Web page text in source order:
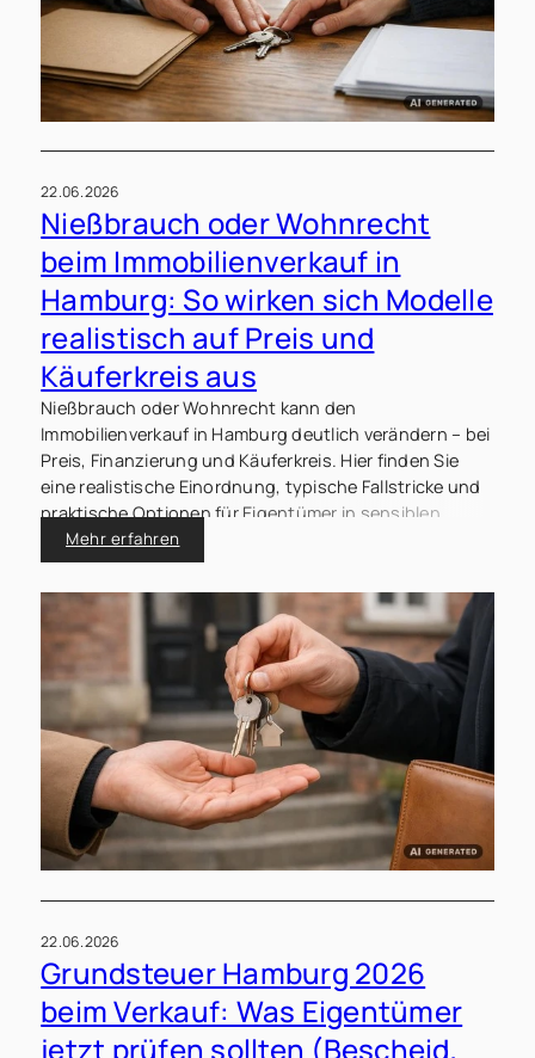
22.06.2026
Nießbrauch oder Wohnrecht
beim Immobilienverkauf in
Hamburg: So wirken sich Modelle
realistisch auf Preis und
Käuferkreis aus
Nießbrauch oder Wohnrecht kann den
Immobilienverkauf in Hamburg deutlich verändern – bei
Preis, Finanzierung und Käuferkreis. Hier finden Sie
eine realistische Einordnung, typische Fallstricke und
praktische Optionen für Eigentümer in sensiblen
Lebensphasen.
Mehr erfahren
22.06.2026
Grundsteuer Hamburg 2026
beim Verkauf: Was Eigentümer
jetzt prüfen sollten (Bescheid,